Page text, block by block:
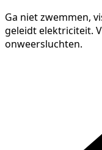
Ga niet zwemmen,
geleidt elektriciteit.
onweersluchten.